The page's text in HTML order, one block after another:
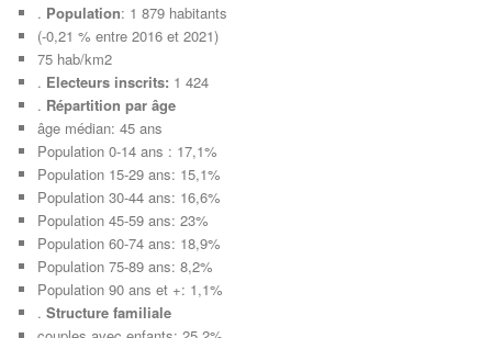
. Population: 1 879 habitants
(-0,21 % entre 2016 et 2021)
75 hab/km2
. Electeurs inscrits: 1 424
. Répartition par âge
âge médian: 45 ans
Population 0-14 ans : 17,1%
Population 15-29 ans: 15,1%
Population 30-44 ans: 16,6%
Population 45-59 ans: 23%
Population 60-74 ans: 18,9%
Population 75-89 ans: 8,2%
Population 90 ans et +: 1,1%
.Structure familiale